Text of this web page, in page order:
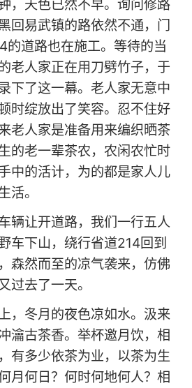
，天色已然不早。询问修路
回易武镇的路依然不通，门
的道路也在施工。等待的当
老人家正在用刀劈竹子，于
下了这一幕。老人家无意中
时绽放出了笑容。忍不住好
老人家是准备用来编织晒茶
的老一辈茶农，农闲农忙时
中的活计，为的都是家人儿
活。
辆让开道路，我们一行五人
车下山，绕行省道214回到
森然而至的凉气袭来，仿佛
过去了一天。
，冬月的夜色凉如水。汲来
瀹古茶香。举杯邀月饮，相
有多少依茶为业，以茶为生
月何日？何时何地何人？相